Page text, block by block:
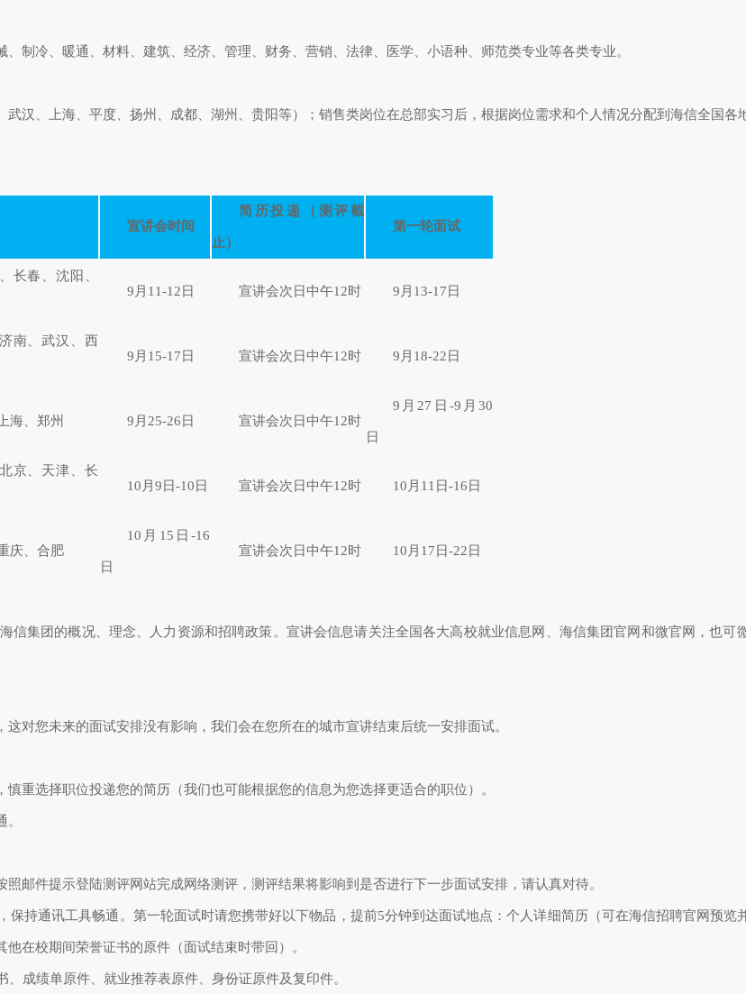
制冷、暖通、材料、建筑、经济、管理、财务、营销、法律、医学、小语种、师范类专业等各类专业。
汉、上海、平度、扬州、成都、湖州、贵阳等）；销售类岗位在总部实习后，根据岗位需求和个人情况分配到海信全国各
宣讲会时间
简历投递（测评截
止）
第一轮面试
长春、沈阳、
9月11-12日 宣讲会次日中午12时 9月13-17日
南、武汉、西
9月15-17日 宣讲会次日中午12时 9月18-22日
海、郑州 9月25-26日 宣讲会次日中午12时
9月27日-9月30
日
京、天津、长
10月9日-10日 宣讲会次日中午12时 10月11日-16日
庆、合肥
10月15日-16
日
宣讲会次日中午12时 10月17日-22日
信集团的概况、理念、人力资源和招聘政策。宣讲会信息请关注全国各大高校就业信息网、海信集团官网和微官网，也可
对您未来的面试安排没有影响，我们会在您所在的城市宣讲结束后统一安排面试。
重选择职位投递您的简历（我们也可能根据您的信息为您选择更适合的职位）。
邮件提示登陆测评网站完成网络测评，测评结果将影响到是否进行下一步面试安排，请认真对待。
持通讯工具畅通。第一轮面试时请您携带好以下物品，提前5分钟到达面试地点：个人详细简历（可在海信招聘官网预览
在校期间荣誉证书的原件（面试结束时带回）。
成绩单原件、就业推荐表原件、身份证原件及复印件。